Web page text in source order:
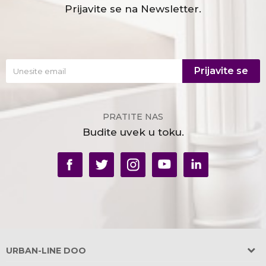
Prijavite se na Newsletter.
Prijavite se
PRATITE NAS
Budite uvek u toku.
URBAN-LINE DOO